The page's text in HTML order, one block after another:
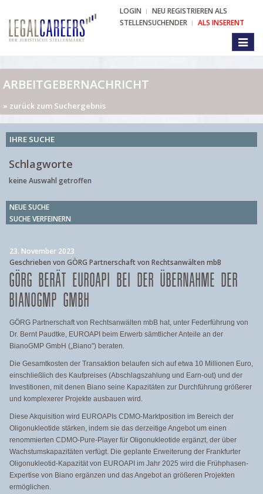
LOGIN
NEU REGISTRIEREN ALS
STELLENSUCHENDER
ALS INSERENT
ARBEITGEBERNACHRICHT
» zurück zum Suchergebnis
IHRE SUCHE
Schlagworte
keine Auswahl getroffen
NEUE SUCHE
SUCHE VERFEINERN
23. November 2023
Geschrieben von GÖRG Partnerschaft von Rechtsanwälten mbB
GÖRG BERÄT EUROAPI BEI DER ÜBERNAHME DER
BIANOGMP GMBH
GÖRG Partnerschaft von Rechtsanwälten mbB hat, unter Federführung von
Dr. Bernt Paudtke, EUROAPI beim Erwerb sämtlicher Anteile an der
BianoGMP GmbH („Biano") beraten.
Die Gesamtkosten der Transaktion belaufen sich auf etwa 10 Millionen Euro,
einschließlich des Kaufpreises (Abschlagszahlung und Earn-out) und der
Investitionen, mit denen Biano seine Kapazitäten zur Durchführung größerer
und komplexerer Projekte ausbauen wird.
Diese Akquisition wird EUROAPIs CDMO-Marktposition im Bereich der
Oligonukleotide stärken, indem sie das derzeitige Angebot um einen
renommierten CDMO-Pure-Player für Oligonukleotide ergänzt, der über
Wachstumskapazitäten verfügt. Die geplante Erweiterung der Frankfurter
Oligonukleotid-Kapazität von EUROAPI im Jahr 2025 wird die Frühphasen-
Expertise von Biano ergänzen und das Angebot an größeren Projekten
ermöglichen.